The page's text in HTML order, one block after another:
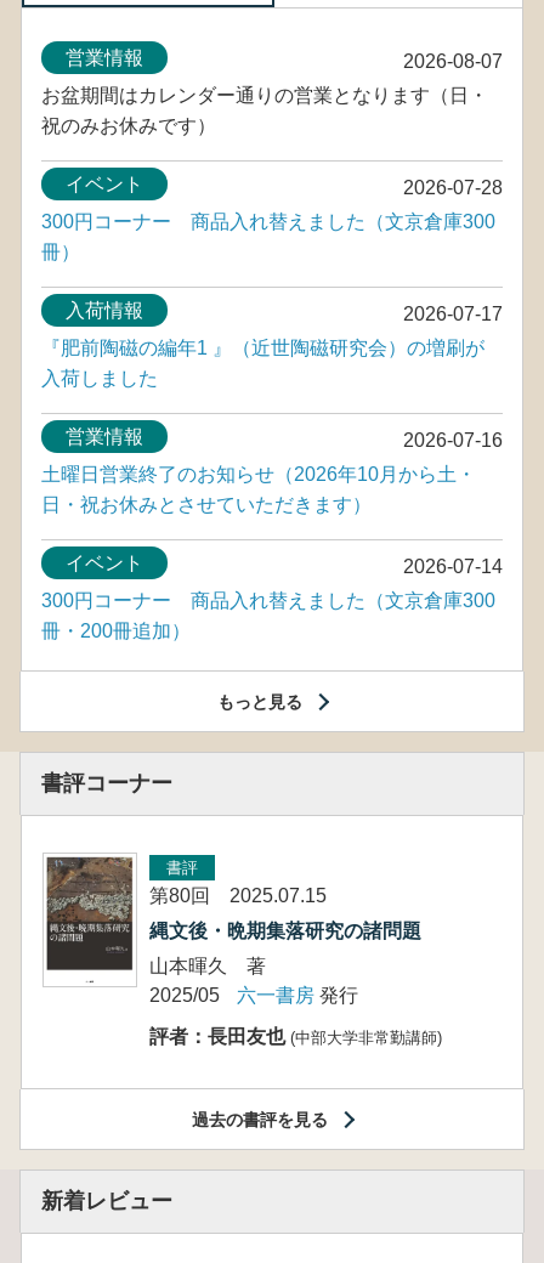
2026-08-07
営業情報
お盆期間はカレンダー通りの営業となります（日・
祝のみお休みです）
2026-07-28
イベント
300円コーナー 商品入れ替えました（文京倉庫300
冊）
2026-07-17
入荷情報
『肥前陶磁の編年1 』（近世陶磁研究会）の増刷が
入荷しました
2026-07-16
営業情報
土曜日営業終了のお知らせ（2026年10月から土・
日・祝お休みとさせていただきます）
2026-07-14
イベント
300円コーナー 商品入れ替えました（文京倉庫300
冊・200冊追加）
もっと見る
書評コーナー
書評
第80回 2025.07.15
縄文後・晩期集落研究の諸問題
山本暉久 著
2025/05
六一書房 発行
評者：長田友也 (中部大学非常勤講師)
過去の書評を見る
新着レビュー